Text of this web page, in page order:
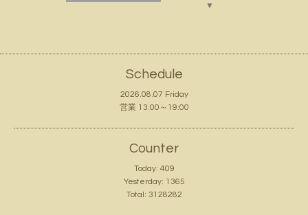
▼
Schedule
2026.08.07 Friday
営業 13:00～19:00
Counter
Today: 409
Yesterday: 1365
Total: 3128282